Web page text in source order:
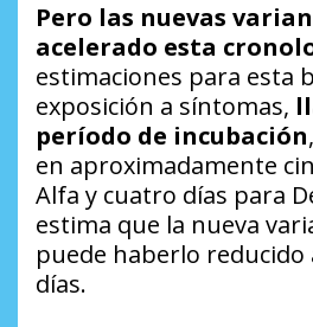
Pero las nuevas
acelerado esta
estimaciones para esta
exposición a síntomas,
período de incubación
en aproximadamente
Alfa y cuatro días para
estima que la nueva
puede haberlo reducido
días.